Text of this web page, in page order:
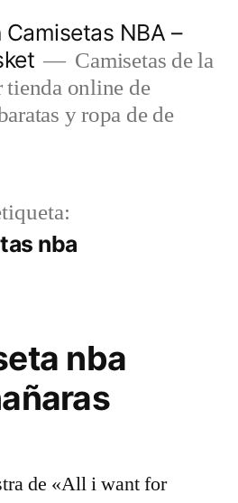
Camisetas NBA –
Camisetas de la
online de
y ropa de de
nba
nba
de «All i want for